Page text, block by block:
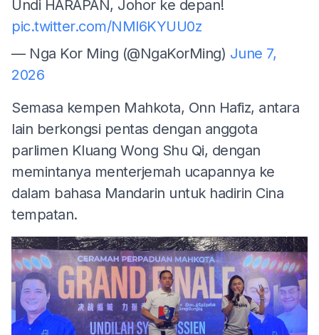
pic.twitter.com/NMl6KYUU0z
— Nga Kor Ming (@NgaKorMing) June 7,
2026
Semasa kempen Mahkota, Onn Hafiz, antara
lain berkongsi pentas dengan anggota
parlimen Kluang Wong Shu Qi, dengan
memintanya menterjemah ucapannya ke
dalam bahasa Mandarin untuk hadirin Cina
tempatan.